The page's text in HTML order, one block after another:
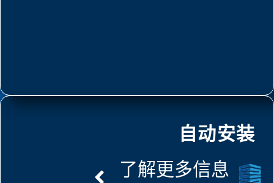
自动安装
了解更多信息